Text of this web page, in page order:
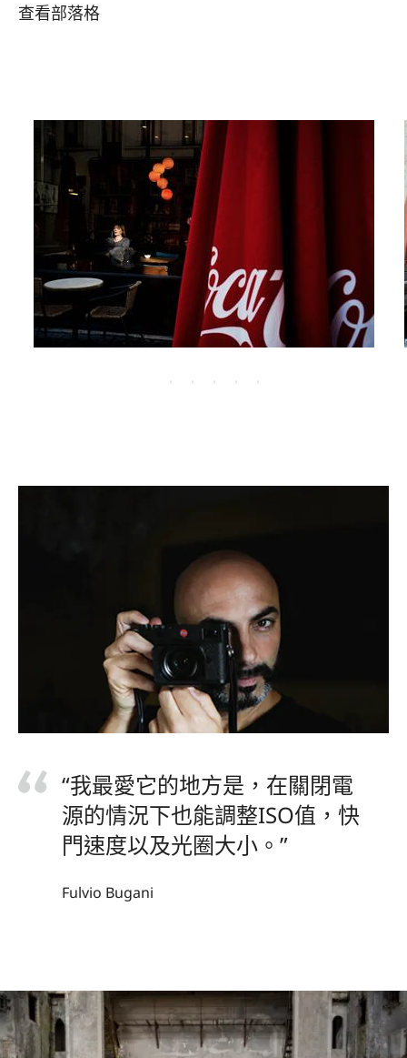
查看部落格
“我最愛它的地方是，在關閉電
源的情況下也能調整ISO值，快
門速度以及光圈大小。”
Fulvio Bugani